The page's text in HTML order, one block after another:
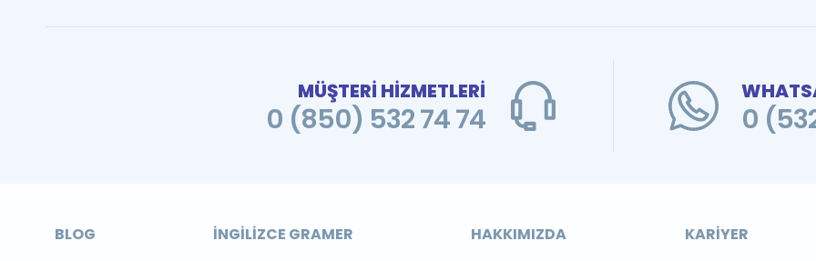
MÜŞTERİ HİZMETLERİ
0 (850) 532 74 74 0
BLOG İNGILIZCE GRAMER HAKKIMIZDA KARIYER